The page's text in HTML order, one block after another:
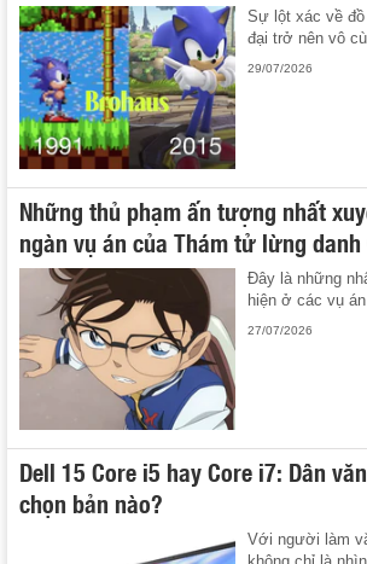
Sự lột xác về đồ
đại trở nên vô
29/07/2026
Những thủ phạm ấn tượng nhất
ngàn vụ án của Thám tử lừng danh
Đây là những
hiện ở các vụ án
27/07/2026
Dell 15 Core i5 hay Core i7: Dân
chọn bản nào?
Với người làm